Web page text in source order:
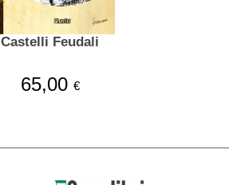
Castelli Feudali
65,00 €